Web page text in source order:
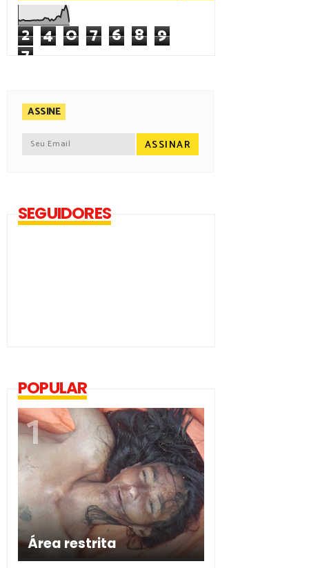
2 4 0 7 6 8 9
7
ASSINE
SEGUIDORES
POPULAR
Área restrita